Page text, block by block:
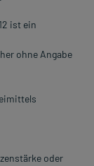
ist ein
ohne Angabe
oder